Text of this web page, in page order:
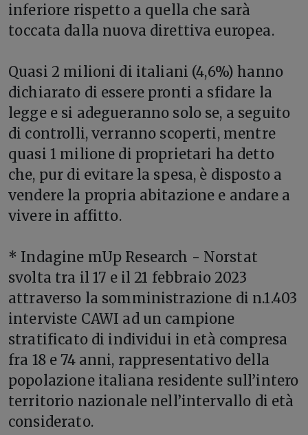
inferiore rispetto a quella che sarà
toccata dalla nuova direttiva europea.
Quasi 2 milioni di italiani (4,6%) hanno
dichiarato di essere pronti a sfidare la
legge e si adegueranno solo se, a seguito
di controlli, verranno scoperti, mentre
quasi 1 milione di proprietari ha detto
che, pur di evitare la spesa, è disposto a
vendere la propria abitazione e andare a
vivere in affitto.
* Indagine mUp Research - Norstat
svolta tra il 17 e il 21 febbraio 2023
attraverso la somministrazione di n.1.403
interviste CAWI ad un campione
stratificato di individui in età compresa
fra 18 e 74 anni, rappresentativo della
popolazione italiana residente sull’intero
territorio nazionale nell’intervallo di età
considerato.